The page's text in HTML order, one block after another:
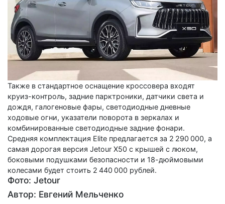
Также в стандартное оснащение кроссовера входят
круиз-контроль, задние парктроники, датчики света и
дождя, галогеновые фары, светодиодные дневные
ходовые огни, указатели поворота в зеркалах и
комбинированные светодиодные задние фонари.
Средняя комплектация Elite предлагается за 2 290 000, а
самая дорогая версия Jetour X50 с крышей с люком,
боковыми подушками безопасности и 18-дюймовыми
колесами будет стоить 2 440 000 рублей.
Фото: Jetour
Автор: Евгений Мельченко